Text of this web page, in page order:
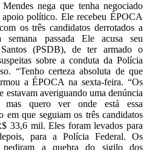
nega que tenha negociado
político. Ele recebeu ÉPOCA
os três candidatos derrotados a
semana passada Ele acusa seu
(PSDB), de ter armado o
sobre a conduta da Polícia
“Tenho certeza absoluta de que
a ÉPOCA na sexta-feira. “Os
estavam averiguando uma denúncia
mas quero ver onde está essa
em que seguiam os três candidatos
33,6 mil. Eles foram levados para
para a Polícia Federal. Os
pediram a quebra do sigilo dos